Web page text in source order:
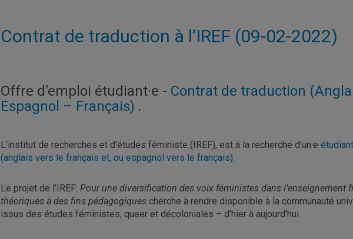
Contrat de traduction à l’IREF (09-02-2022)
Offre d’emploi étudiant·e - Contrat de traduction
Espagnol – Français) .
L’institut de recherches et d’études féministe (IREF), est à la recherche d’un·e
(anglais vers le français et, ou espagnol vers le français).
Le projet de l’IREF: Pour une diversification des voix féministes dans l’enseignement
théoriques à des fins pédagogiques cherche à rendre disponible à la communauté
issus des études féministes, queer et décoloniales – d’hier à aujourd’hui.